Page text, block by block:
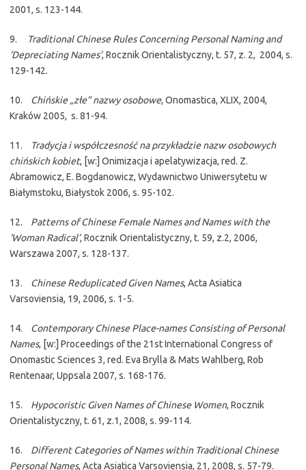
2001, s. 123-144.
9.
Traditional Chinese Rules Concerning Personal Naming and
‘Depreciating Names’, Rocznik Orientalistyczny, t. 57, z. 2, 2004, s.
129-142.
10. Chińskie „złe” nazwy osobowe, Onomastica, XLIX, 2004,
Kraków 2005, s. 81-94.
11.
Tradycja i współczesność na przykładzie nazw osobowych
chińskich kobiet, [w:] Onimizacja i apelatywizacja, red. Z.
Abramowicz, E. Bogdanowicz, Wydawnictwo Uniwersytetu w
Białymstoku, Białystok 2006, s. 95-102.
12. Patterns of Chinese Female Names and Names with the
‘Woman Radical’, Rocznik Orientalistyczny, t. 59, z.2, 2006,
Warszawa 2007, s. 128-137.
13. Chinese Reduplicated Given Names, Acta Asiatica
Varsoviensia, 19, 2006, s. 1-5.
14. Contemporary Chinese Place-names Consisting of Personal
Names, [w:] Proceedings of the 21st International Congress of
Onomastic Sciences 3, red. Eva Brylla & Mats Wahlberg, Rob
Rentenaar, Uppsala 2007, s. 168-176.
15. Hypocoristic Given Names of Chinese Women, Rocznik
Orientalistyczny, t. 61, z.1, 2008, s. 99-114.
16. Different Categories of Names within Traditional Chinese
Personal Names, Acta Asiatica Varsoviensia, 21, 2008, s. 57-79.